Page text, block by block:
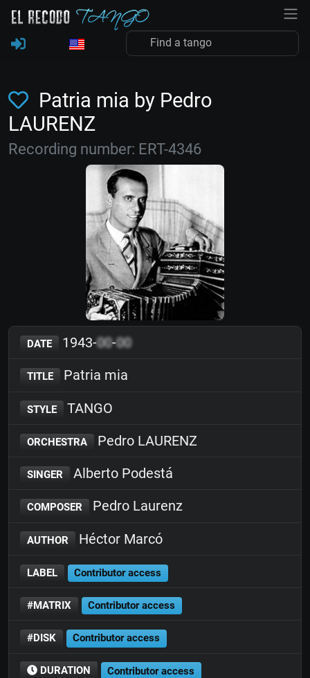
Patria mia by Pedro
LAURENZ
Recording number: ERT-4346
DATE 1943-00-00
TITLE Patria mia
STYLE TANGO
ORCHESTRA Pedro LAURENZ
SINGER Alberto Podestá
COMPOSER Pedro Laurenz
AUTHOR Héctor Marcó
LABEL Contributor access
#MATRIX Contributor access
#DISK Contributor access
DURATION Contributor access